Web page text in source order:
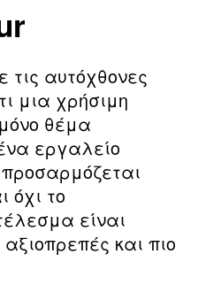
τις αυτόχθονες
μια χρήσιμη
θέμα
εργαλείο
όχι το
είναι
και πιο